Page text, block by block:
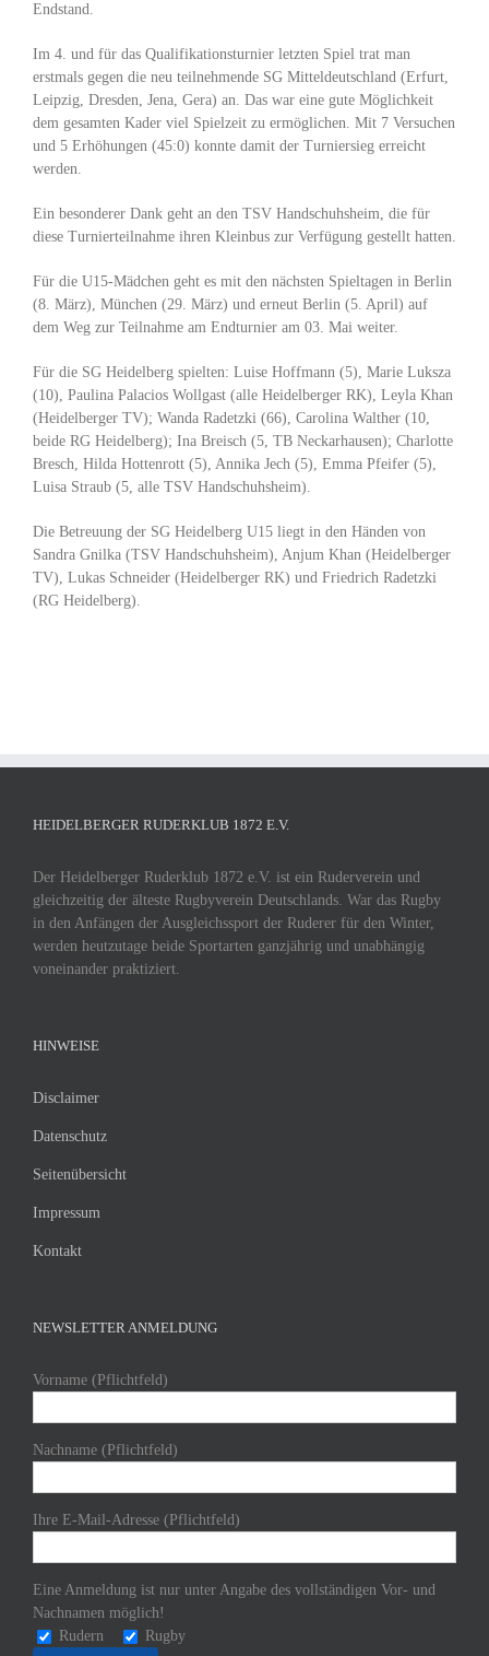
Endstand.
Im 4. und für das Qualifikationsturnier letzten Spiel trat man
erstmals gegen die neu teilnehmende SG Mitteldeutschland (Erfurt,
Leipzig, Dresden, Jena, Gera) an. Das war eine gute Möglichkeit
dem gesamten Kader viel Spielzeit zu ermöglichen. Mit 7 Versuchen
und 5 Erhöhungen (45:0) konnte damit der Turniersieg erreicht
werden.
Ein besonderer Dank geht an den TSV Handschuhsheim, die für
diese Turnierteilnahme ihren Kleinbus zur Verfügung gestellt hatten.
Für die U15-Mädchen geht es mit den nächsten Spieltagen in Berlin
(8. März), München (29. März) und erneut Berlin (5. April) auf
dem Weg zur Teilnahme am Endturnier am 03. Mai weiter.
Für die SG Heidelberg spielten: Luise Hoffmann (5), Marie Luksza
(10), Paulina Palacios Wollgast (alle Heidelberger RK), Leyla Khan
(Heidelberger TV); Wanda Radetzki (66), Carolina Walther (10,
beide RG Heidelberg); Ina Breisch (5, TB Neckarhausen); Charlotte
Bresch, Hilda Hottenrott (5), Annika Jech (5), Emma Pfeifer (5),
Luisa Straub (5, alle TSV Handschuhsheim).
Die Betreuung der SG Heidelberg U15 liegt in den Händen von
Sandra Gnilka (TSV Handschuhsheim), Anjum Khan (Heidelberger
TV), Lukas Schneider (Heidelberger RK) und Friedrich Radetzki
(RG Heidelberg).
HEIDELBERGER RUDERKLUB 1872 E.V.
Der Heidelberger Ruderklub 1872 e.V. ist ein Ruderverein und
gleichzeitig der älteste Rugbyverein Deutschlands. War das Rugby
in den Anfängen der Ausgleichssport der Ruderer für den Winter,
werden heutzutage beide Sportarten ganzjährig und unabhängig
voneinander praktiziert.
HINWEISE
Disclaimer
Datenschutz
Seitenübersicht
Impressum
Kontakt
NEWSLETTER ANMELDUNG
Vorname (Pflichtfeld)
Nachname (Pflichtfeld)
Ihre E-Mail-Adresse (Pflichtfeld)
Eine Anmeldung ist nur unter Angabe des vollständigen Vor- und
Nachnamen möglich!
Rudern
Rugby